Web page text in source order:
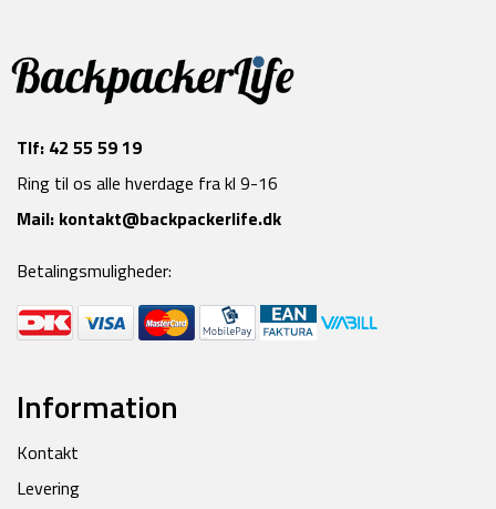
Tlf: 42 55 59 19
Ring til os alle hverdage fra kl 9-16
Mail: kontakt@backpackerlife.dk
Betalingsmuligheder:
Information
Kontakt
Levering